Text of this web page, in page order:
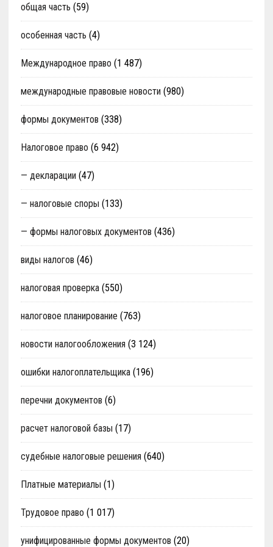
общая часть (59)
особенная часть (4)
Международное право (1 487)
международные правовые новости (980)
формы документов (338)
Налоговое право (6 942)
— декларации (47)
— налоговые споры (133)
— формы налоговых документов (436)
виды налогов (46)
налоговая проверка(550)
налоговое планирование (763)
новости налогообложения (3 124)
ошибки налогоплательщика(196)
перечни документов (6)
расчет налоговой базы (17)
судебные налоговые решения (640)
Платные материалы (1)
Трудовое право (1 017)
унифицированные формы документов (20)